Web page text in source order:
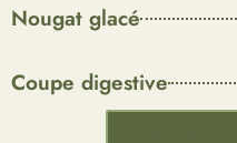
Nougat glacé
Coupe digestive